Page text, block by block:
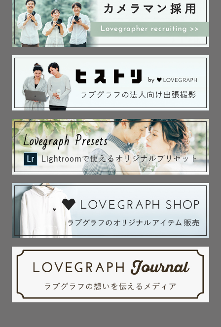
----Tayuについてのハッシュタグ----
共通点があればたくさんお話ししましょう🕊️
#自然が大好き　＃海や森にいる時がいちばん心ときめきま
＃北欧スタイル　＃カフェ巡りが趣味☕️
＃ディズニー　＃ミッフィー　#ムーミン　＃吹奏楽をやっ
ていました
＃ヨルシカ大好き　＃音楽演奏するのも聞くのも好き